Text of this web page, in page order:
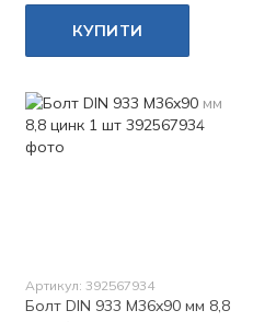
КУПИТИ
Артикул: 392567934
Болт DIN 933 M36x90 мм 8,8